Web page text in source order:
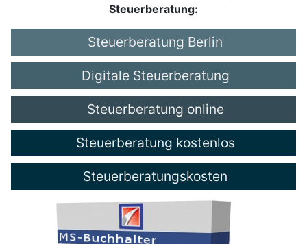
Steuerberatung:
Steuerberatung Berlin
Digitale Steuerberatung
Steuerberatung online
Steuerberatung kostenlos
Steuerberatungskosten